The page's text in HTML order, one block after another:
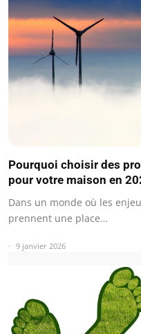
Pourquoi choisir des
pour votre maison en
Dans un monde où les
prennent une place…
9 janvier 2026